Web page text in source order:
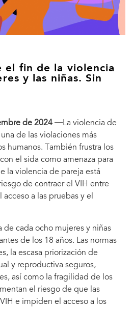
el fin de la violencia
y las niñas. Sin
de 2024 —La violencia de
de las violaciones más
humanos. También frustra los
el sida como amenaza para
la violencia de pareja está
de contraer el VIH entre
acceso a las pruebas y el
de cada ocho mujeres y niñas
de los 18 años. Las normas
la escasa priorización de
y reproductiva seguros,
así como la fragilidad de los
el riesgo de que las
e impiden el acceso a los